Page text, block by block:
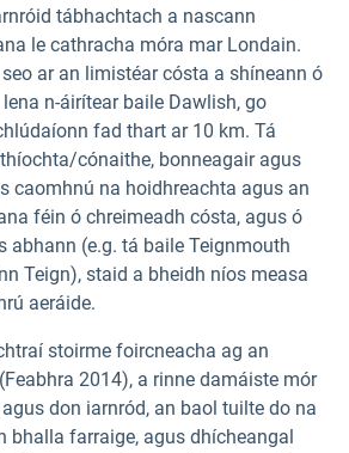
tábhachtach a nascann
le cathracha móra mar Londain.
ar an limistéar cósta a shíneann ó
n-áirítear baile Dawlish, go
fad thart ar 10 km. Tá
cónaithe, bonneagair agus
caomhnú na hoidhreachta agus an
féin ó chreimeadh cósta, agus ó
abhann (e.g. tá baile Teignmouth
Teign), staid a bheidh níos measa
aeráide.
stoirme foircneacha ag an
2014), a rinne damáiste mór
don iarnród, an baol tuilte do na
bhalla farraige, agus dhícheangal